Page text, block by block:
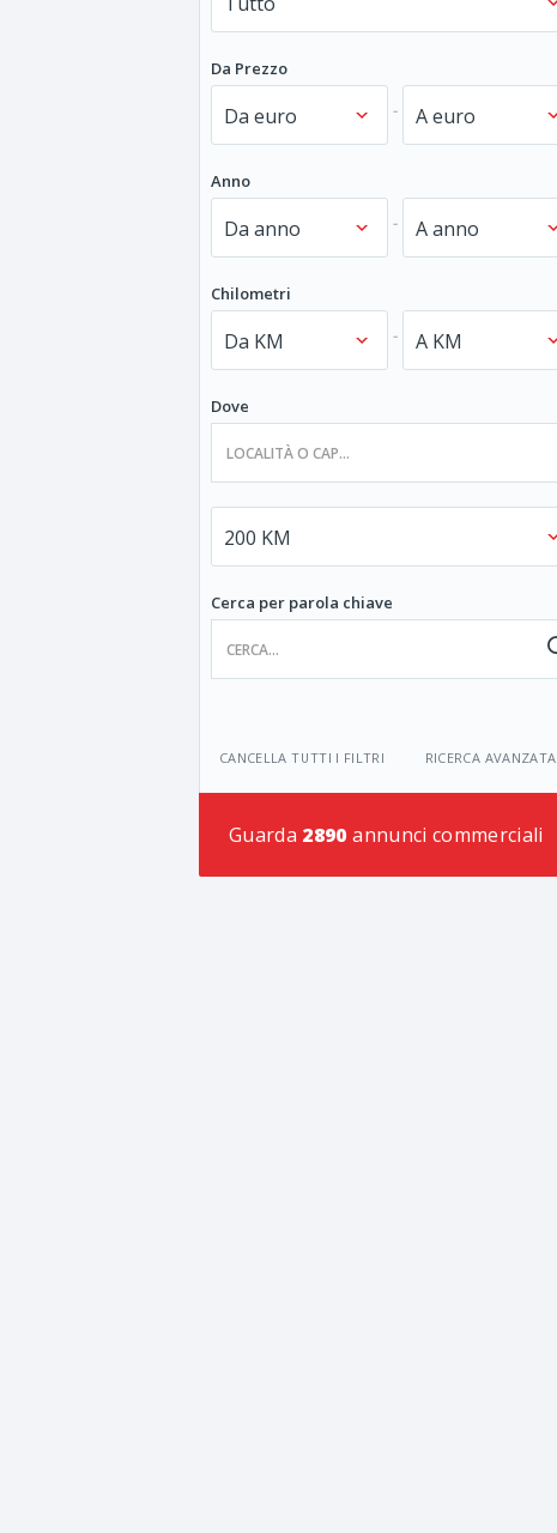
Da Prezzo
-
Anno
-
Chilometri
-
Dove
Cerca per parola chiave
CANCELLA TUTTI I FILTRI RICERCA AVANZATA
Guarda 2890 annunci commerciali